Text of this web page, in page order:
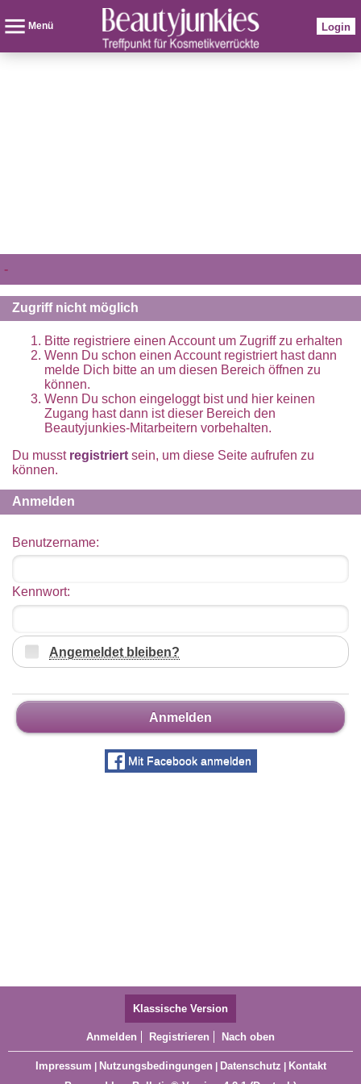
Menü Login
-
Zugriff nicht möglich
Bitte registriere einen Account um Zugriff zu erhalten
Wenn Du schon einen Account registriert hast dann
melde Dich bitte an um diesen Bereich öffnen zu
können.
Wenn Du schon eingeloggt bist und hier keinen
Zugang hast dann ist dieser Bereich den
Beautyjunkies-Mitarbeitern vorbehalten.
Du musst registriert sein, um diese Seite aufrufen zu
können.
Anmelden
Benutzername:
Kennwort:
Angemeldet bleiben?
Anmelden
Mit Facebook anmelden
Klassische Version
Anmelden Registrieren Nach oben
Impressum Nutzungsbedingungen Datenschutz
Kontakt